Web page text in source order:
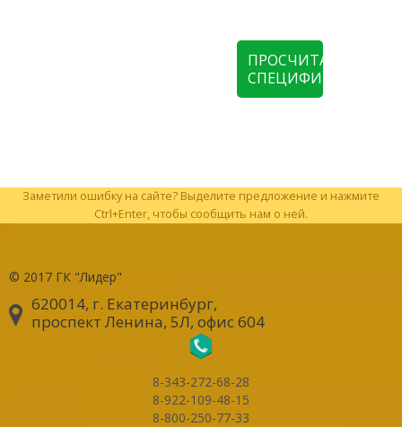
ПРОСЧИТАТЬ
СПЕЦИФИКАЦИЮ
Заметили ошибку на сайте? Выделите предложение и нажмите
Ctrl+Enter, чтобы сообщить нам о ней.
© 2017 ГК "Лидер"
620014, г. Екатеринбург,
проспект Ленина, 5Л, офис 604
8-343-272-68-28
8-922-109-48-15
8-800-250-77-33